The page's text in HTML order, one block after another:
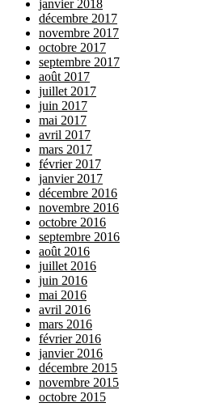
janvier 2018
décembre 2017
novembre 2017
octobre 2017
septembre 2017
août 2017
juillet 2017
juin 2017
mai 2017
avril 2017
mars 2017
février 2017
janvier 2017
décembre 2016
novembre 2016
octobre 2016
septembre 2016
août 2016
juillet 2016
juin 2016
mai 2016
avril 2016
mars 2016
février 2016
janvier 2016
décembre 2015
novembre 2015
octobre 2015